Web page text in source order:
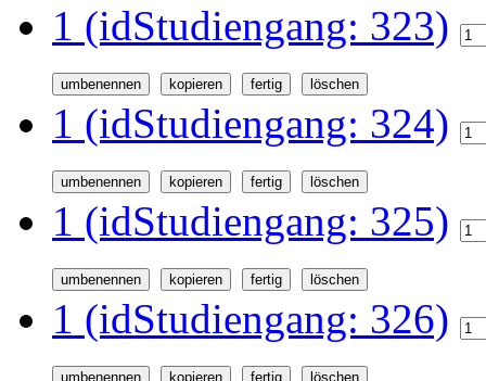
1 (idStudiengang: 323)
1 (idStudiengang: 324)
1 (idStudiengang: 325)
1 (idStudiengang: 326)